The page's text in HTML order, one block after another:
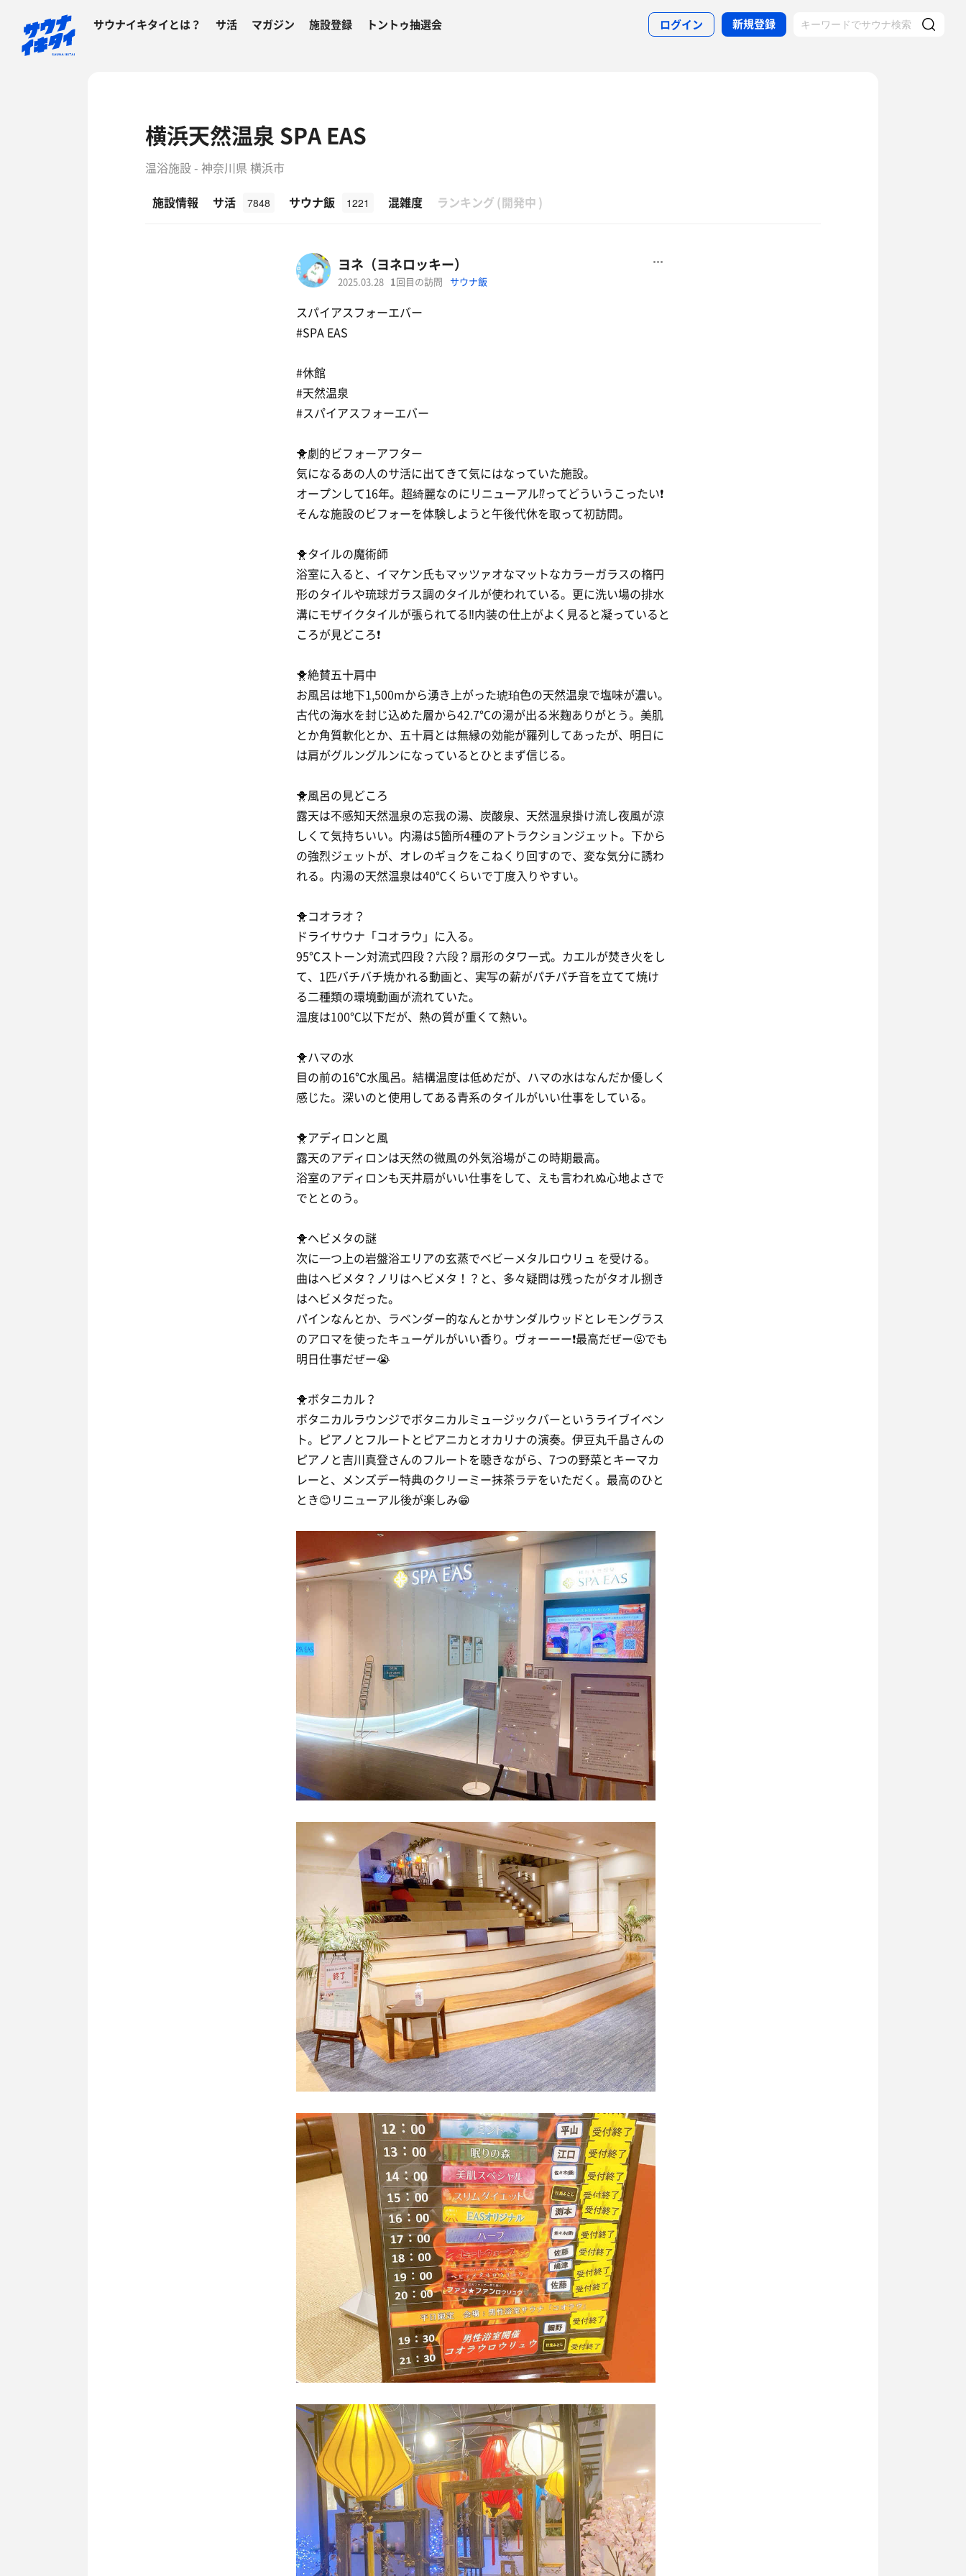
サウナイキタイとは？ サ活 マガジン 施設登録 トントゥ抽選会 ログイン 新規登録
横浜天然温泉 SPA EAS
温浴施設 - 神奈川県 横浜市
施設情報
サ活 7848 サウナ飯 1221 混雑度 ランキング (開発中 )
ヨネ（ヨネロッキー）
2025.03.28 1 回目の訪問 サウナ飯
スパイアスフォーエバー
#SPA EAS
#休館
#天然温泉
#スパイアスフォーエバー
🐥劇的ビフォーアフター
気になるあの人のサ活に出てきて気にはなっていた施設。
オープンして16年。超綺麗なのにリニューアル⁉️ってどういうこったい❗️
そんな施設のビフォーを体験しようと午後代休を取って初訪問。
🐥タイルの魔術師
浴室に入ると、イマケン氏もマッツァオなマットなカラーガラスの楕円
形のタイルや琉球ガラス調のタイルが使われている。更に洗い場の排水
溝にモザイクタイルが張られてる‼️内装の仕上がよく見ると凝っていると
ころが見どころ❗️
🐥絶賛五十肩中
お風呂は地下1,500mから湧き上がった琥珀色の天然温泉で塩味が濃い。
古代の海水を封じ込めた層から42.7℃の湯が出る米麹ありがとう。美肌
とか角質軟化とか、五十肩とは無縁の効能が羅列してあったが、明日に
は肩がグルングルンになっているとひとまず信じる。
🐥風呂の見どころ
露天は不感知天然温泉の忘我の湯、炭酸泉、天然温泉掛け流し夜風が涼
しくて気持ちいい。内湯は5箇所4種のアトラクションジェット。下から
の強烈ジェットが、オレのギョクをこねくり回すので、変な気分に誘わ
れる。内湯の天然温泉は40℃くらいで丁度入りやすい。
🐥コオラオ？
ドライサウナ「コオラウ」に入る。
95℃ストーン対流式四段？六段？扇形のタワー式。カエルが焚き火をし
て、1匹バチバチ焼かれる動画と、実写の薪がパチパチ音を立てて焼け
る二種類の環境動画が流れていた。
温度は100℃以下だが、熱の質が重くて熱い。
🐥ハマの水
目の前の16℃水風呂。結構温度は低めだが、ハマの水はなんだか優しく
感じた。深いのと使用してある青系のタイルがいい仕事をしている。
🐥アディロンと風
露天のアディロンは天然の微風の外気浴場がこの時期最高。
浴室のアディロンも天井扇がいい仕事をして、えも言われぬ心地よさで
でととのう。
🐥ヘビメタの謎
次に一つ上の岩盤浴エリアの玄蒸でベビーメタルロウリュ を受ける。
曲はヘビメタ？ノリはヘビメタ！？と、多々疑問は残ったがタオル捌き
はヘビメタだった。
パインなんとか、ラベンダー的なんとかサンダルウッドとレモングラス
のアロマを使ったキューゲルがいい香り。ヴォーーー❗️最高だぜー🤬でも
明日仕事だぜー😭
🐥ボタニカル？
ボタニカルラウンジでボタニカルミュージックバーというライブイベン
ト。ピアノとフルートとピアニカとオカリナの演奏。伊豆丸千晶さんの
ピアノと吉川真登さんのフルートを聴きながら、7つの野菜とキーマカ
レーと、メンズデー特典のクリーミー抹茶ラテをいただく。最高のひと
とき😊リニューアル後が楽しみ😁